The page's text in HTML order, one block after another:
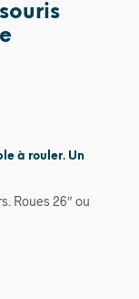
à rouler. Un
Roues 26″ ou